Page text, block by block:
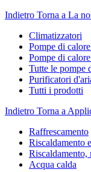
Indietro Torna a La
Climatizzatori
Pompe di
Pompe di
Tutte le pompe
Purificatori
Tutti i prodotti
Indietro Torna a
Raffrescamento
Riscaldamento
Riscaldamento,
Acqua calda